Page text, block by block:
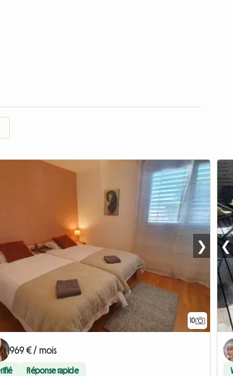
10
❯
969 € / mois
Réponse rapide
❮